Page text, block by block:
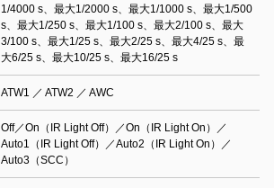
1/4000 s、最大1/2000 s、最大1/1000 s、最大1/500
s、最大1/250 s、最大1/100 s、最大2/100 s、最大
3/100 s、最大1/25 s、最大2/25 s、最大4/25 s、最
大6/25 s、最大10/25 s、最大16/25 s
ATW1 ／ ATW2 ／ AWC
Off／On（IR Light Off）／On（IR Light On）／
Auto1（IR Light Off）／Auto2（IR Light On）／
Auto3（SCC）